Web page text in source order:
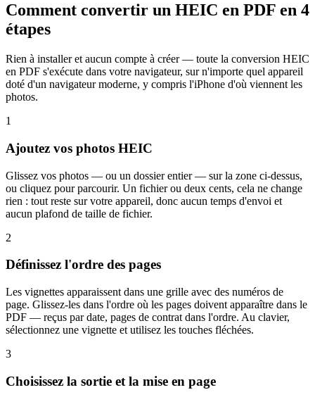
Comment convertir un HEIC en PDF en 4
étapes
Rien à installer et aucun compte à créer — toute la conversion HEIC
en PDF s'exécute dans votre navigateur, sur n'importe quel appareil
doté d'un navigateur moderne, y compris l'iPhone d'où viennent les
photos.
1
Ajoutez vos photos HEIC
Glissez vos photos — ou un dossier entier — sur la zone ci-dessus,
ou cliquez pour parcourir. Un fichier ou deux cents, cela ne change
rien : tout reste sur votre appareil, donc aucun temps d'envoi et
aucun plafond de taille de fichier.
2
Définissez l'ordre des pages
Les vignettes apparaissent dans une grille avec des numéros de
page. Glissez-les dans l'ordre où les pages doivent apparaître dans le
PDF — reçus par date, pages de contrat dans l'ordre. Au clavier,
sélectionnez une vignette et utilisez les touches fléchées.
3
Choisissez la sortie et la mise en page